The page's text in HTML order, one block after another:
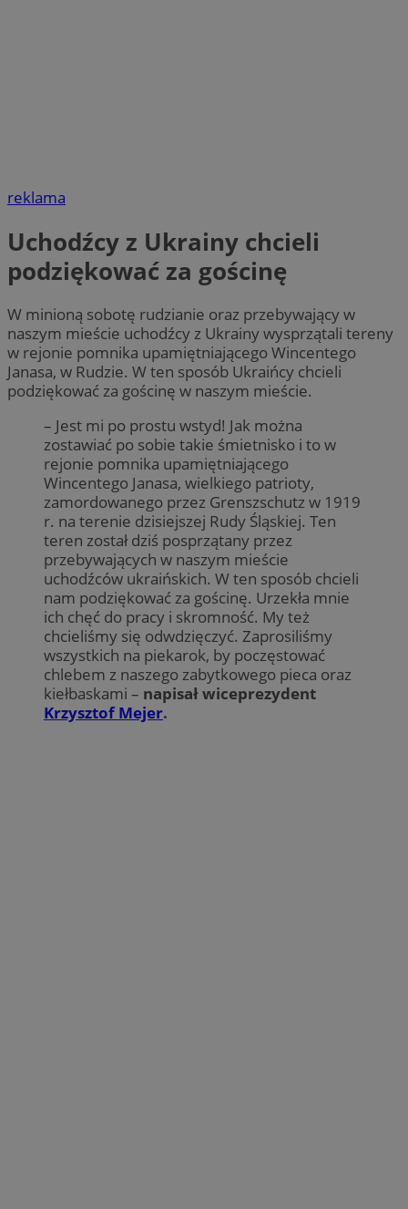
reklama
Uchodźcy z Ukrainy chcieli
podziękować za gościnę
W minioną sobotę rudzianie oraz przebywający w
naszym mieście uchodźcy z Ukrainy wysprzątali tereny
w rejonie pomnika upamiętniającego Wincentego
Janasa, w Rudzie. W ten sposób Ukraińcy chcieli
podziękować za gościnę w naszym mieście.
– Jest mi po prostu wstyd! Jak można
zostawiać po sobie takie śmietnisko i to w
rejonie pomnika upamiętniającego
Wincentego Janasa, wielkiego patrioty,
zamordowanego przez Grenszschutz w 1919
r. na terenie dzisiejszej Rudy Śląskiej. Ten
teren został dziś posprzątany przez
przebywających w naszym mieście
uchodźców ukraińskich. W ten sposób chcieli
nam podziękować za gościnę. Urzekła mnie
ich chęć do pracy i skromność. My też
chcieliśmy się odwdzięczyć. Zaprosiliśmy
wszystkich na piekarok, by poczęstować
chlebem z naszego zabytkowego pieca oraz
kiełbaskami – napisał wiceprezydent
Krzysztof Mejer.